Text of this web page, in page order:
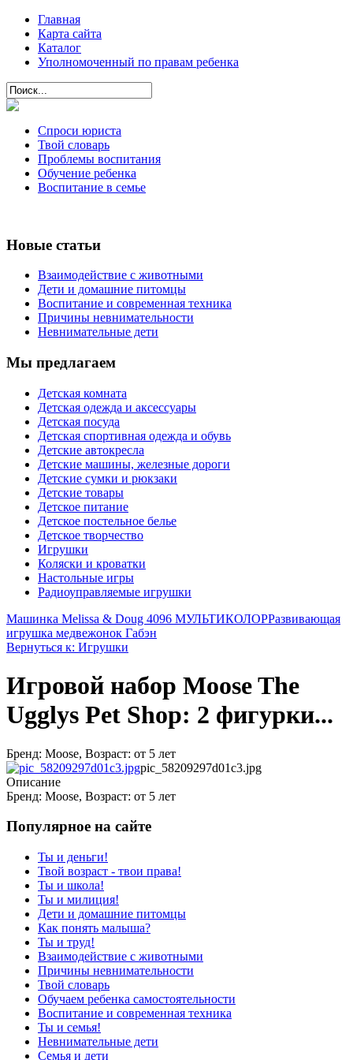
Главная
Карта сайта
Каталог
Уполномоченный по правам ребенка
Спроси юриста
Твой словарь
Проблемы воспитания
Обучение ребенка
Воспитание в семье
Новые статьи
Взаимодействие с животными
Дети и домашние питомцы
Воспитание и современная техника
Причины невнимательности
Невнимательные дети
Мы предлагаем
Детская комната
Детская одежда и аксессуары
Детская посуда
Детская спортивная одежда и обувь
Детские автокресла
Детские машины, железные дороги
Детские сумки и рюкзаки
Детские товары
Детское питание
Детское постельное белье
Детское творчество
Игрушки
Коляски и кроватки
Настольные игры
Радиоуправляемые игрушки
Машинка Melissa & Doug 4096 МУЛЬТИКОЛОРРазвивающая
игрушка медвежонок Габэн
Вернуться к: Игрушки
Игровой набор Moose The
Ugglys Pet Shop: 2 фигурки...
Бренд: Moose, Возраст: от 5 лет
pic_58209297d01c3.jpg
Описание
Бренд: Moose, Возраст: от 5 лет
Популярное на сайте
Ты и деньги!
Твой возраст - твои права!
Ты и школа!
Ты и милиция!
Дети и домашние питомцы
Как понять малыша?
Ты и труд!
Взаимодействие с животными
Причины невнимательности
Твой словарь
Обучаем ребенка самостоятельности
Воспитание и современная техника
Ты и семья!
Невнимательные дети
Семья и дети